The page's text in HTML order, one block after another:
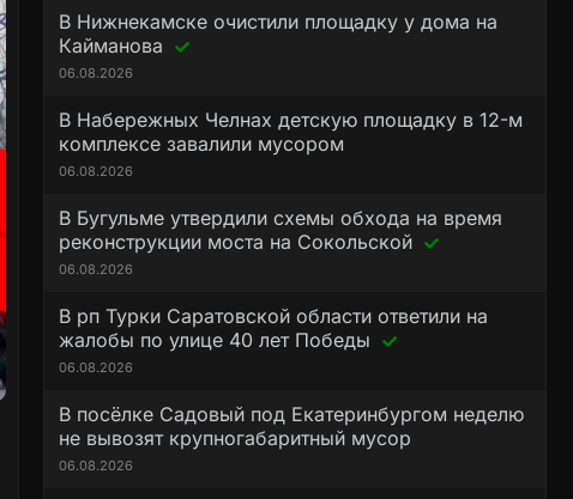
В Нижнекамске очистили площадку у дома на
Кайманова
06.08.2026
В Набережных Челнах детскую площадку в 12-м
комплексе завалили мусором
06.08.2026
В Бугульме утвердили схемы обхода на время
реконструкции моста на Сокольской
06.08.2026
В рп Турки Саратовской области ответили на
жалобы по улице 40 лет Победы
06.08.2026
В посёлке Садовый под Екатеринбургом неделю
не вывозят крупногабаритный мусор
06.08.2026